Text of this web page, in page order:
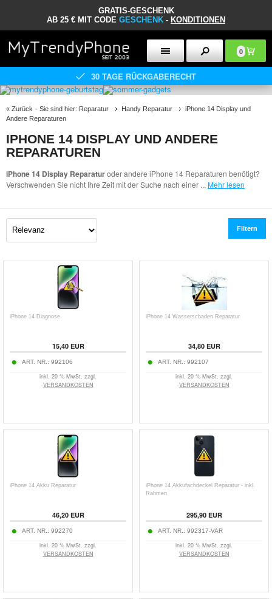
GRATIS-GESCHENK
AB 25 € MIT CODE GESCHENK - KONDITIONEN
0
30 TAGE RÜCKGABERECHT
« Zurück - Sie sind hier: Reparatur Handy Reparatur
iPhone 14 Display und
Andere Reparaturen
IPHONE 14 DISPLAY UND ANDERE
REPARATUREN
iPhone 14 Display Reparaturoder andere iPhone 14 Reparaturen benötigt?
Verschwenden Sie nicht Ihre Zeit mit der Suche nach einer ... Mehr lesen
Filtern
iPhone 14 Diagnose
15,40 EUR
ART. NR.: 992106
inkl. 20 % MwSt. zzgl.
VERSANDKOSTEN
iPhone 14 Wasserschaden Reparatur
34,80 EUR
ART. NR.: 992107
inkl. 20 % MwSt. zzgl.
VERSANDKOSTEN
iPhone 14 Akku Reparatur
46,20 EUR
ART. NR.: 992270
inkl. 20 % MwSt. zzgl.
VERSANDKOSTEN
iPhone 14 Akkufachdeckel Reparatur - inkl.
Rahmen
295,90 EUR
ART. NR.: 992317-VAR
inkl. 20 % MwSt. zzgl.
VERSANDKOSTEN